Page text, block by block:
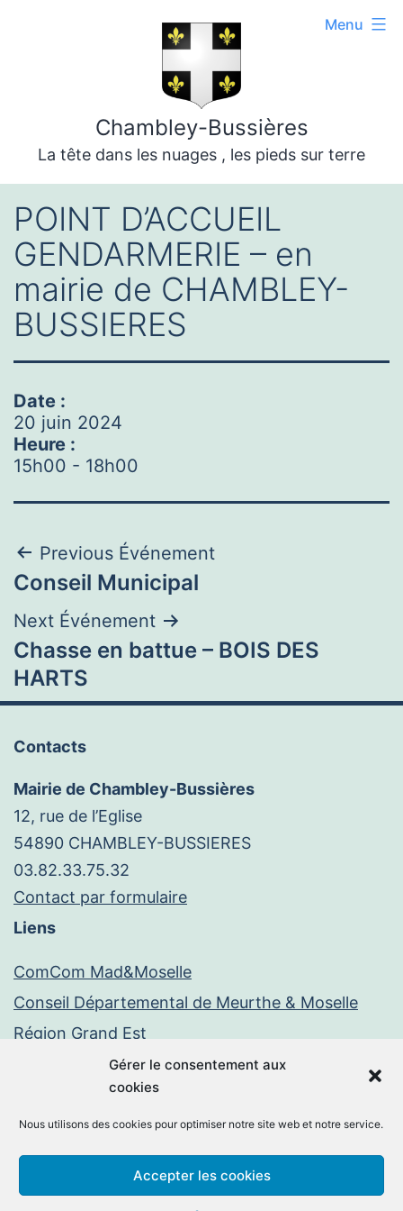
Gérer le consentement aux
cookies
Nous utilisons des cookies pour optimiser notre site web et notre service.
Accepter les cookies
Chambley-Bussières
La tête dans les nuages , les pieds sur terre
Menu
POINT D’ACCUEIL
GENDARMERIE – en
mairie de CHAMBLEY-
BUSSIERES
Date :
20 juin 2024
Heure :
15h00 - 18h00
Navigation
de
l’article
Previous Événement
Conseil Municipal
Next Événement
Chasse en battue – BOIS DES
HARTS
Contacts
Mairie de Chambley-Bussières
12, rue de l’Eglise
54890 CHAMBLEY-BUSSIERES
03.82.33.75.32
Contact par formulaire
Liens
ComCom Mad&Moselle
Conseil Départemental de Meurthe & Moselle
Région Grand Est
Paiement en ligne
Mentions légales Politique de confidentialité